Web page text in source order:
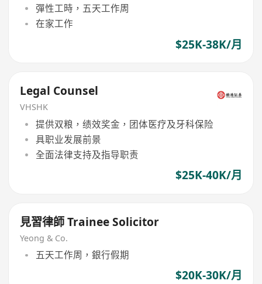
彈性工時，五天工作周
在家工作
$25K-38K/月
Legal Counsel
VHSHK
提供双粮，绩效奖金，团体医疗及牙科保险
具职业发展前景
全面法律支持及指导职责
$25K-40K/月
見習律師 Trainee Solicitor
Yeong & Co.
五天工作周，銀行假期
$20K-30K/月